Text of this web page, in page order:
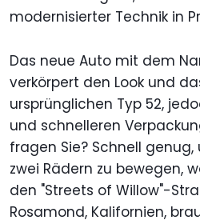
modernisierter Technik in
Das neue Auto mit dem
verkörpert den Look und
ursprünglichen Typ 52,
und schnelleren
fragen Sie? Schnell
zwei Rädern zu bewegen,
den "Streets of Willow"-
Rosamond, Kalifornien,